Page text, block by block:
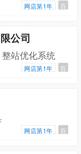
网店第1年 百
公司
站优化系统
网店第1年 百
网店第1年 百